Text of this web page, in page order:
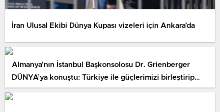
İran Ulusal Ekibi Dünya Kupası vizeleri için Ankara’da
Almanya’nın İstanbul Başkonsolosu Dr. Grienberger
DÜNYA’ya konuştu: Türkiye ile güçlerimizi birleştirip
çalışmalıyız